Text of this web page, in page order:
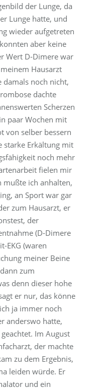
der Lunge, da
Lunge hatte, und
wieder aufgetreten
aber keine
Wert D-Dimere war
Hausarzt
noch nicht,
dachte
Scherzen
paar Wochen mit
von selber bessern
starke Erkältung mit
noch mehr
fielen mir
mußte ich anhalten,
an Sport war gar
zum Hausarzt, er
der
(D-Dimere
EKG (waren
meiner Beine
zum
denn dieser hohe
er nur, das könne
ja immer noch
anderswo hatte,
Im August
der machte
zu dem Ergebnis,
leiden würde. Er
und ein